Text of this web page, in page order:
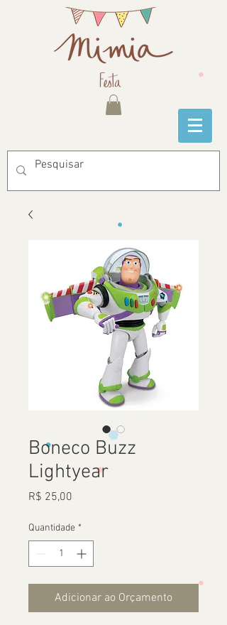
Boneco Buzz
Lightyear
R$ 25,00
Quantidade *
Adicionar ao Orçamento